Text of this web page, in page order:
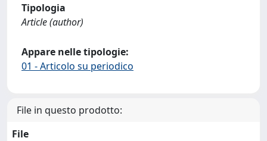
Tipologia
Article (author)
Appare nelle tipologie:
01 - Articolo su periodico
File in questo prodotto:
File